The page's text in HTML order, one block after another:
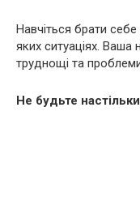
Навчіться брати себе
яких ситуаціях. Ваша
труднощі та
Не будьте